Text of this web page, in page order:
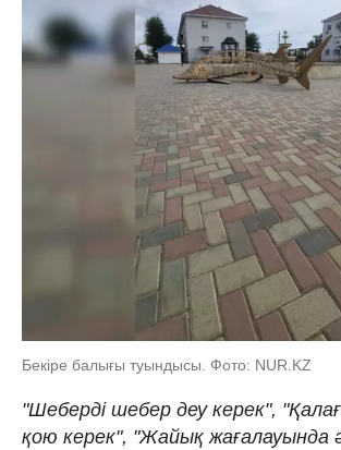
Бекіре балығы туындысы. Фото: NUR.KZ
"Шеберді шебер деу керек",
қою керек", "Жайық жағалауында